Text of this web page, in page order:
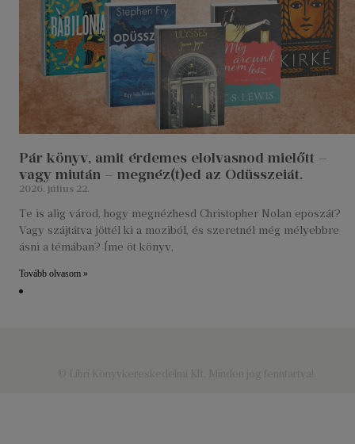
Pár könyv, amit érdemes elolvasnod mielőtt –
vagy miután – megnéz(t)ed az Odüsszeiát.
2026. július 22.
Te is alig várod, hogy megnézhesd Christopher Nolan eposzát?
Vagy szájtátva jöttél ki a moziból, és szeretnél még mélyebbre
ásni a témában? Íme öt könyv,
Tovább olvasom »